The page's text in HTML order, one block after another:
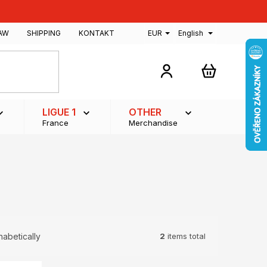
SHIPPING KONTAKT EUR English
SHOPPING
LIGUE 1
France
OTHER
Merchandise
2 items total